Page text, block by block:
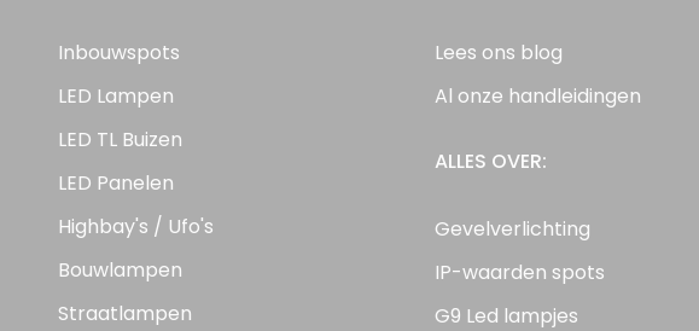
Inbouwspots
LED Lampen
LED TL Buizen
LED Panelen
Highbay's / Ufo's
Bouwlampen
Straatlampen
Lees ons blog
Al onze handleidingen
ALLES OVER:
Gevelverlichting
IP-waarden spots
G9 Led lampjes